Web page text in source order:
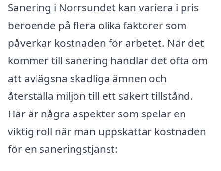
Sanering i Norrsundet kan variera i pris
beroende på flera olika faktorer som
påverkar kostnaden för arbetet. När det
kommer till sanering handlar det ofta om
att avlägsna skadliga ämnen och
återställa miljön till ett säkert tillstånd.
Här är några aspekter som spelar en
viktig roll när man uppskattar kostnaden
för en saneringstjänst: